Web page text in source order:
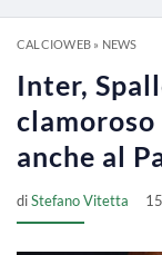
CALCIOWEB» NEWS
Inter,
anche al
diStefano Vitetta